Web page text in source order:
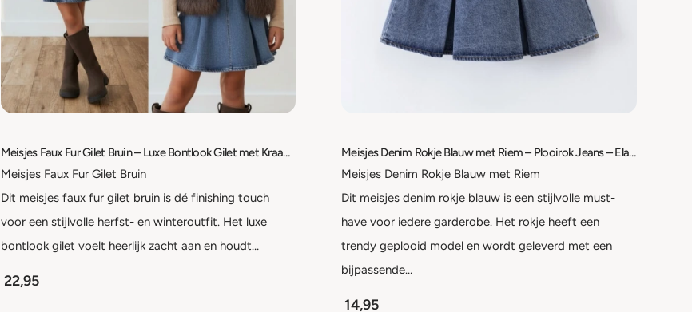
Meisjes Faux Fur Gilet Bruin – Luxe Bontlook Gilet met Kraag – Warme Bodywarmer – Maat 98/104 t/m 158/164
Meisjes Faux Fur Gilet Bruin
Dit meisjes faux fur gilet bruin is dé finishing touch
voor een stijlvolle herfst- en winteroutfit. Het luxe
bontlook gilet voelt heerlijk zacht aan en houdt…
22,95
Meisjes Denim Rokje Blauw met Riem – Plooirok Jeans – Elastische Taille – Maat 98/104 t/m 158/164
Meisjes Denim Rokje Blauw met Riem
Dit meisjes denim rokje blauw is een stijlvolle must-
have voor iedere garderobe. Het rokje heeft een
trendy geplooid model en wordt geleverd met een
bijpassende…
14,95